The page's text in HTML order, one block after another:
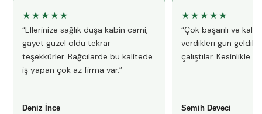
★★★★★
“Ellerinize sağlık duşa kabin cami,
gayet güzel oldu tekrar
teşekkürler. Bağcılarde bu kalitede
iş yapan çok az firma var.”
Deniz İnce
★★★★★
“Çok başarılı ve
verdikleri gün
çalıştılar. Kesinlikle
Semih Deveci